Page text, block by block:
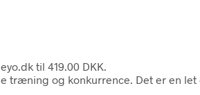
til 419.00 DKK.
træning og konkurrence. Det er en